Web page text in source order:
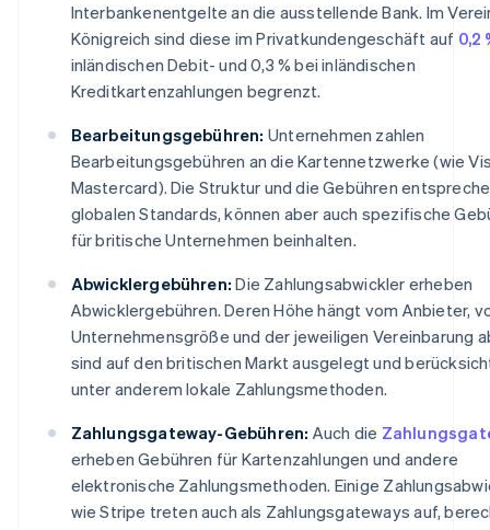
Interbankenentgelte an die ausstellende Bank. Im
Königreich sind diese im Privatkundengeschäft auf 0,2
inländischen Debit- und 0,3 % bei inländischen
Kreditkartenzahlungen begrenzt.
Bearbeitungsgebühren: Unternehmen zahlen
Bearbeitungsgebühren an die Kartennetzwerke (wie
Mastercard). Die Struktur und die Gebühren
globalen Standards, können aber auch spezifische
für britische Unternehmen beinhalten.
Abwicklergebühren: Die Zahlungsabwickler erheben
Abwicklergebühren. Deren Höhe hängt vom Anbieter,
Unternehmensgröße und der jeweiligen Vereinbarung
sind auf den britischen Markt ausgelegt und
unter anderem lokale Zahlungsmethoden.
Zahlungsgateway-Gebühren: Auch die
erheben Gebühren für Kartenzahlungen und andere
elektronische Zahlungsmethoden. Einige
wie Stripe treten auch als Zahlungsgateways auf,